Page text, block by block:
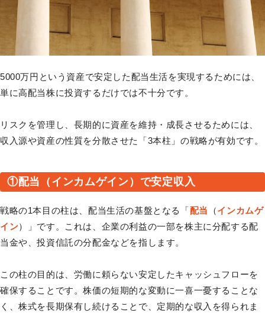
5000万円という資産で安定した配当生活を実現するためには、
単に高配当株に投資するだけでは不十分です。
リスクを管理し、長期的に資産を維持・成長させるためには、
収入源や資産の性質を分散させた「3本柱」の戦略が有効です。
①配当（インカムゲイン）で安定収入
戦略の1本目の柱は、配当生活の基盤となる「 配当 （インカムゲ
イン）」です。これは、企業の利益の一部を株主に分配する配
当金や、投資信託の分配金などを指します。
この柱の目的は、労働に頼らない安定したキャッシュフローを
確保することです。株価の短期的な変動に一喜一憂することな
く、株式を長期保有し続けることで、定期的な収入を得られま